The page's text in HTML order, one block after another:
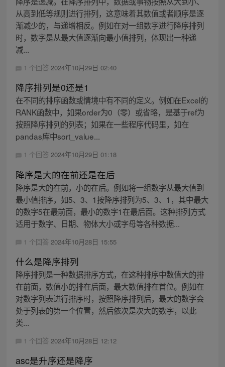
从高到低等规则进行排列，这意味着其数值或者顺序是逐
渐减少的，与递增相反。例如在对一组数字进行降序排列
时，数字是从最大值逐渐向最小值排列，体现出一种递
减...
1 个回答 2024年10月29日 02:40
降序排列是0还是1
在不同的排序函数或情境中有不同的定义。例如在Excel的
RANK函数中，如果order为0（零）或省略，是基于ref为
按照降序排列的列表；如果在一些程序代码里，如在
pandas库中sort_value...
1 个回答 2024年10月29日 01:18
降序是大的在前还是在后
降序是大的在前，小的在后。例如将一组数字从最大值到
最小值排序，如5、3、1按降序排列为5、3、1，其中最大
的数字5在最前面，最小的数字1在最后面。这种排列方式
适用于数字、日期、物体大小或字母等各种数据...
1 个回答 2024年10月28日 15:55
什么是降序排列
降序排列是一种数据排序方式，在这种排序中数值大的排
在前面，数值小的排在后面，最大数值排在首位。例如在
对数字列表进行排序时，按照降序排列后，最大的数字会
处于列表的第一个位置，然后依次是次大的数字，以此
类...
1 个回答 2024年10月28日 12:12
asc是升序还是降序